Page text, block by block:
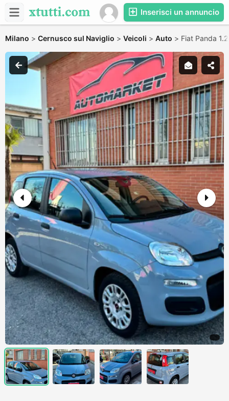
Inserisci un annuncio
Milano > Cernusco sul Naviglio > Veicoli > Auto > Fiat Panda